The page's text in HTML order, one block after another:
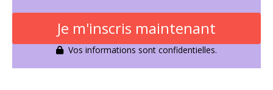
Je m'inscris maintenant
Vos informations sont confidentielles.